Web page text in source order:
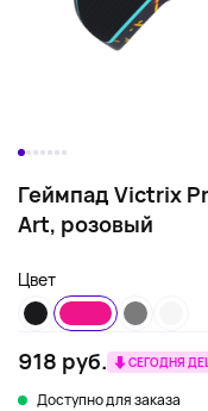
Геймпад Victrix
Art, розовый
Цвет
918 руб. СЕГОДНЯ
Доступно для заказа